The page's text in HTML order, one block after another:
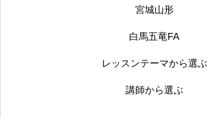
宮城山形
白馬五竜FA
レッスンテーマから選ぶ
講師から選ぶ